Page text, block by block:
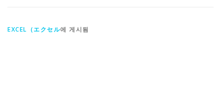
EXCEL（エクセル에 게시됨